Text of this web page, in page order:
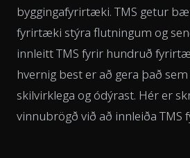
byggingafyrirtæki. TMS getur
fyrirtæki stýra flutningum og
innleitt TMS fyrir hundruð
hvernig best er að gera það
skilvirklega og ódýrast. Hér er
vinnubrögð við að innleiða